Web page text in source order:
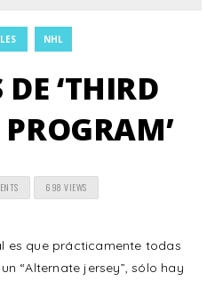
NHL
‘THIRD
698 VIEWS
es que prácticamente todas
“Alternate jersey”, sólo hay